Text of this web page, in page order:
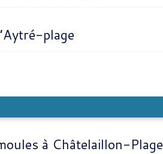
plage
à Châtelaillon-Plage